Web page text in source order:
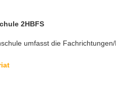
2HBFS
umfasst die